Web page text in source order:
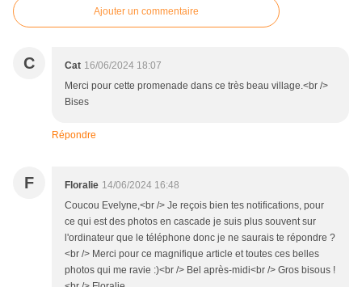
Ajouter un commentaire
C Cat 16/06/2024 18:07
Merci pour cette promenade dans ce très beau village.<br />
Bises
Répondre
F Floralie 14/06/2024 16:48
Coucou Evelyne,<br /> Je reçois bien tes notifications, pour
ce qui est des photos en cascade je suis plus souvent sur
l'ordinateur que le téléphone donc je ne saurais te répondre ?
<br /> Merci pour ce magnifique article et toutes ces belles
photos qui me ravie :)<br /> Bel après-midi<br /> Gros bisous !